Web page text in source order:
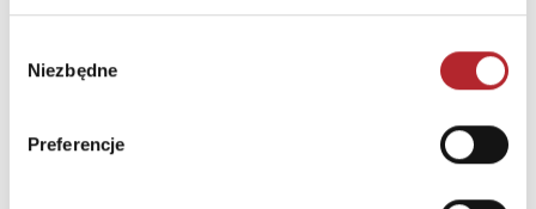
zgody
Niezbędne
Preferencje